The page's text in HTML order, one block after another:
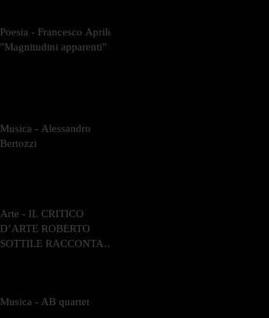
Poesia - Francesco Aprile -
"Magnitudini apparenti"
Musica - Alessandro
Bertozzi
Arte - IL CRITICO
D’ARTE ROBERTO
SOTTILE RACCONTA
Musica - AB quartet